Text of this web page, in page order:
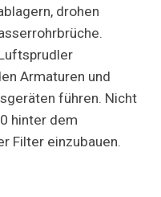
drohen
Armaturen und
führen. Nicht
hinter dem
Filter einzubauen.